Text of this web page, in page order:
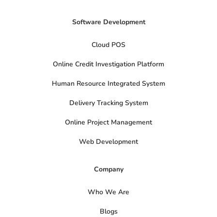
Software Development
Cloud POS
Online Credit Investigation Platform
Human Resource Integrated System
Delivery Tracking System
Online Project Management
Web Development
Company
Who We Are
Blogs